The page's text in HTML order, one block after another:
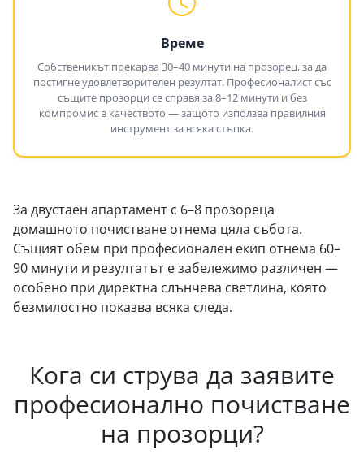
Време
Собственикът прекарва 30–40 минути на прозорец, за да
постигне удовлетворителен резултат. Професионалист със
същите прозорци се справя за 8–12 минути и без
компромис в качеството — защото използва правилния
инструмент за всяка стъпка.
За двустаен апартамент с 6–8 прозореца
домашното почистване отнема цяла събота.
Същият обем при професионален екип отнема 60–
90 минути и резултатът е забележимо различен —
особено при директна слънчева светлина, която
безмилостно показва всяка следа.
Кога си струва да заявите
професионално почистване
на прозорци?